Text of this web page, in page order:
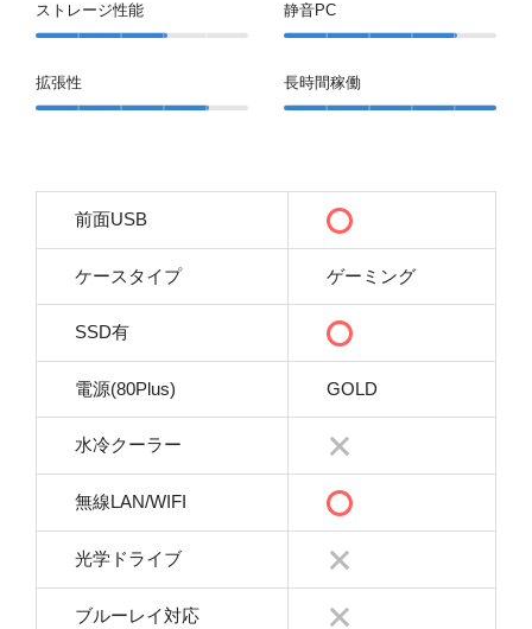
ストレージ性能
拡張性
静音PC
長時間稼働
前面USB
ケースタイプ ゲーミング
SSD有
電源(80Plus) GOLD
水冷クーラー
無線LAN/WIFI
光学ドライブ
ブルーレイ対応